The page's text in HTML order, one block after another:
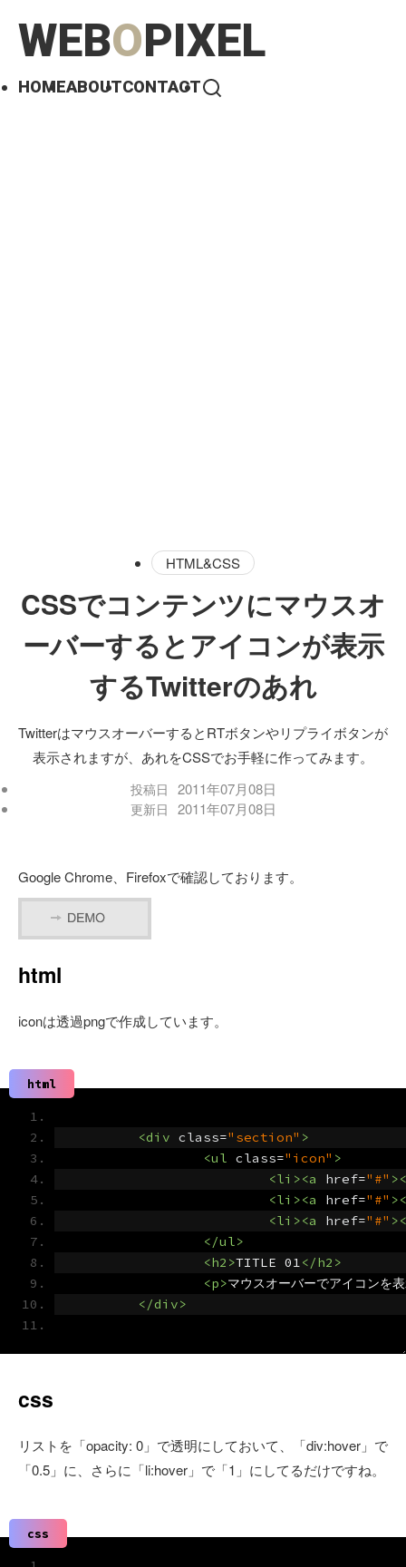
WEBOPIXEL
HOMEABOUTCONTACT
HTML&CSS
CSSでコンテンツにマウスオ
ーバーするとアイコンが表示
するTwitterのあれ
TwitterはマウスオーバーするとRTボタンやリプライボタンが
表示されますが、あれをCSSでお手軽に作ってみます。
投稿日 2011年07月08日
更新日 2011年07月08日
Google Chrome、Firefoxで確認しております。
html
iconは透過pngで作成しています。
html
<div class="section" >
<ul
class="icon" >
<li><a
href="#"
<li><a
href="#"
<li><a
href="#"
</ul>
<h2>TITLE 01 </h2>
<p>マウスオーバーでアイコンを
</div>
css
リストを「opacity: 0」で透明にしておいて、「div:hover」で
「0.5」に、さらに「li:hover」で「1」にしてるだけですね。
css